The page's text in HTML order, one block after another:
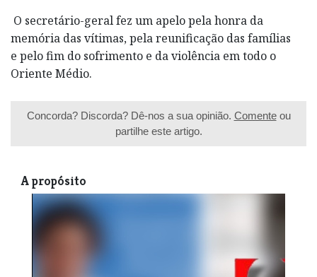
O secretário-geral fez um apelo pela honra da
memória das vítimas, pela reunificação das famílias
e pelo fim do sofrimento e da violência em todo o
Oriente Médio.
Concorda? Discorda? Dê-nos a sua opinião. Comenteou
partilhe este artigo.
A propósito